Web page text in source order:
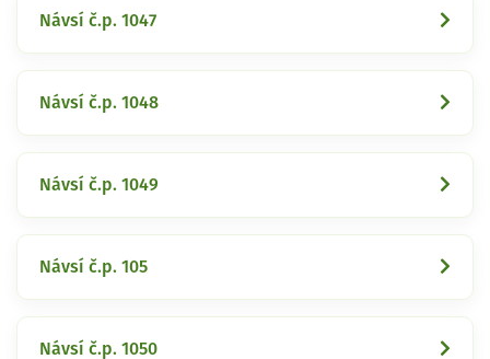
Návsí č.p. 1047
Návsí č.p. 1048
Návsí č.p. 1049
Návsí č.p. 105
Návsí č.p. 1050